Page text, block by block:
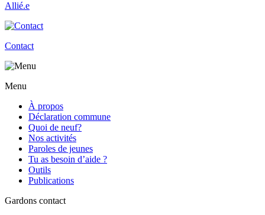
Allié.e
Contact
Menu
À propos
Déclaration commune
Quoi de neuf?
Nos activités
Paroles de jeunes
Tu as besoin d’aide ?
Outils
Publications
Gardons contact